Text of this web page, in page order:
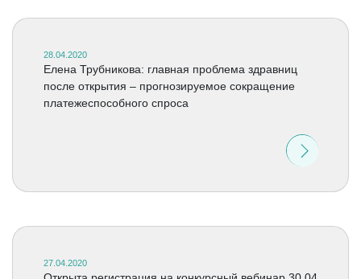
28.04.2020
Елена Трубникова: главная проблема здравниц
после открытия – прогнозируемое сокращение
платежеспособного спроса
27.04.2020